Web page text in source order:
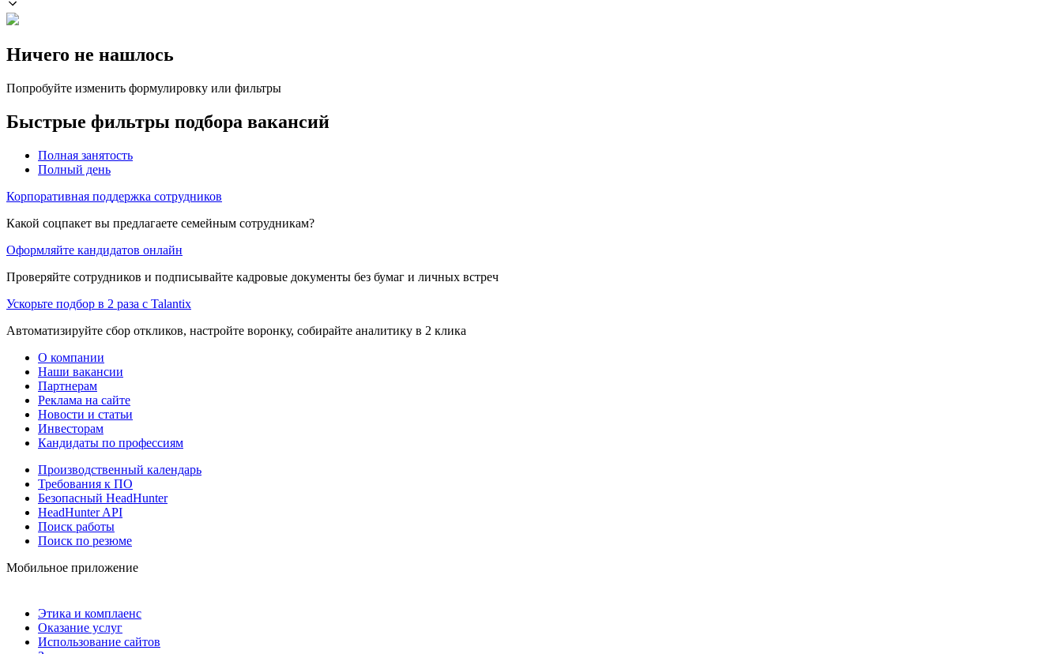
Ничего не нашлось
Попробуйте изменить формулировку или фильтры
Быстрые фильтры подбора вакансий
Полная занятость
Полный день
Корпоративная поддержка сотрудников
Какой соцпакет вы предлагаете семейным сотрудникам?
Оформляйте кандидатов онлайн
Проверяйте сотрудников и подписывайте кадровые документы без бумаг и личных встреч
Ускорьте подбор в 2 раза с Talantix
Автоматизируйте сбор откликов, настройте воронку, собирайте аналитику в 2 клика
О компании
Наши вакансии
Партнерам
Реклама на сайте
Новости и статьи
Инвесторам
Кандидаты по профессиям
Производственный календарь
Требования к ПО
Безопасный HeadHunter
HeadHunter API
Поиск работы
Поиск по резюме
Мобильное приложение
Этика и комплаенс
Оказание услуг
Использование сайтов